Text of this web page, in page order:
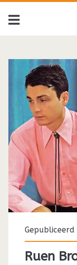
Ruen